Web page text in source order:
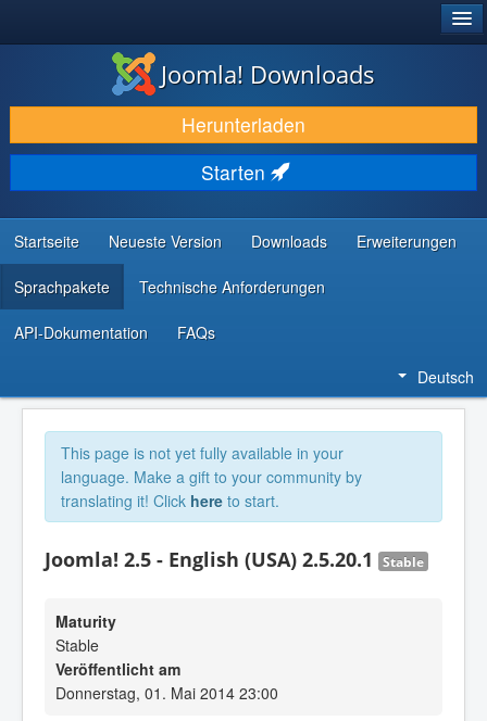
DOWNLOAD & ERWEITERN
ENTDECKEN & LERNEN
COMMUNITY & SUPPORT
RESSOURCEN FÜR ENTWICKLER
Joomla! Downloads
Herunterladen
Starten
Startseite Neueste Version Downloads Erweiterungen
Sprachpakete Technische Anforderungen
API-Dokumentation FAQs
Deutsch
This page is not yet fully available in your
language. Make a gift to your community by
translating it! Click here to start.
Joomla! 2.5 - English (USA) 2.5.20.1 Stable
Maturity
Stable
Veröffentlicht am
Donnerstag, 01. Mai 2014 23:00